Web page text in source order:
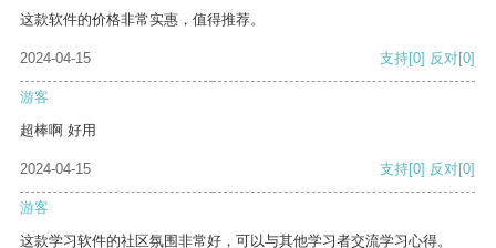
这款软件的价格非常实惠，值得推荐。
2024-04-15 支持[0] 反对[0]
游客
超棒啊 好用
2024-04-15 支持[0] 反对[0]
游客
这款学习软件的社区氛围非常好，可以与其他学习者交流学习心得。